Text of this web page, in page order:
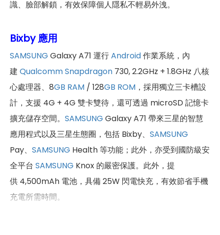
識、臉部解鎖，有效保障個人隱私不輕易外洩。
Bixby 應用
SAMSUNG Galaxy A71 運行Android作業系統，內
建 Qualcomm Snapdragon 730, 2.2GHz + 1.8GHz 八核
心處理器、8GB RAM / 128GB ROM ，採用獨立三卡槽設
計，支援 4G + 4G 雙卡雙待，還可透過 microSD 記憶卡
擴充儲存空間。 SAMSUNG Galaxy A71 帶來三星的智慧
應用程式以及三星生態圈，包括 Bixby、 SAMSUNG
Pay、 SAMSUNG Health 等功能；此外，亦受到國防級安
全平台 SAMSUNG Knox 的嚴密保護。此外，提
供 4,500mAh 電池，具備 25W 閃電快充，有效節省手機
充電所需時間。